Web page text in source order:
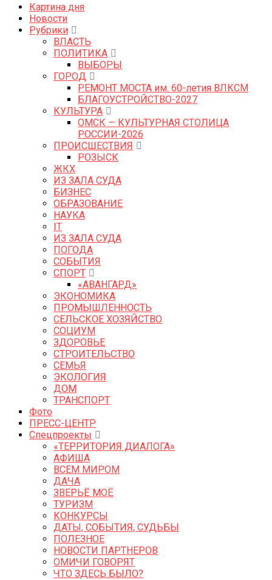
Картина дня
Новости
Рубрики
ВЛАСТЬ
ПОЛИТИКА
ВЫБОРЫ
ГОРОД
РЕМОНТ МОСТА им. 60-летия ВЛКСМ
БЛАГОУСТРОЙСТВО-2027
КУЛЬТУРА
ОМСК — КУЛЬТУРНАЯ СТОЛИЦА
РОССИИ-2026
ПРОИСШЕСТВИЯ
РОЗЫСК
ЖКХ
ИЗ ЗАЛА СУДА
БИЗНЕС
ОБРАЗОВАНИЕ
НАУКА
IT
ИЗ ЗАЛА СУДА
ПОГОДА
СОБЫТИЯ
СПОРТ
«АВАНГАРД»
ЭКОНОМИКА
ПРОМЫШЛЕННОСТЬ
СЕЛЬСКОЕ ХОЗЯЙСТВО
СОЦИУМ
ЗДОРОВЬЕ
СТРОИТЕЛЬСТВО
СЕМЬЯ
ЭКОЛОГИЯ
ДОМ
ТРАНСПОРТ
Фото
ПРЕСС-ЦЕНТР
Спецпроекты
«ТЕРРИТОРИЯ ДИАЛОГА»
АФИША
ВСЕМ МИРОМ
ДАЧА
ЗВЕРЬЁ МОЁ
ТУРИЗМ
КОНКУРСЫ
ДАТЫ, СОБЫТИЯ, СУДЬБЫ
ПОЛЕЗНОЕ
НОВОСТИ ПАРТНЕРОВ
ОМИЧИ ГОВОРЯТ
ЧТО ЗДЕСЬ БЫЛО?